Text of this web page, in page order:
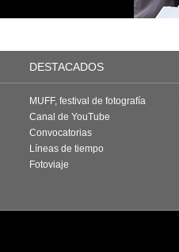
DESTACADOS
MUFF, festival de fotografía
Canal de YouTube
Convocatorias
Líneas de tiempo
Fotoviaje